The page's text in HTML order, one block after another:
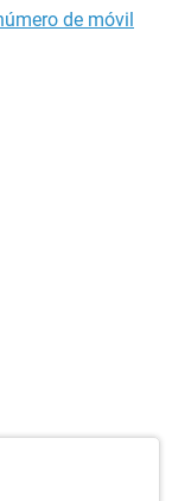
de móvil